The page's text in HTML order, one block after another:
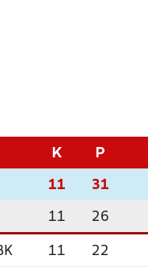
K P
11 31
11 26
11 22